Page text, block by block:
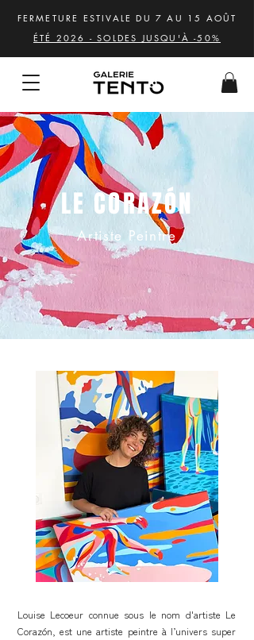
FERMETURE ESTIVALE DU 7 AU 15 AOÛT
ÉTÉ 2026 - SOLDES JUSQU'À -50%
LE CORAZÓN
Artiste Peintre
Louise Lecoeur connue sous le nom d'artiste Le
Corazón, est une artiste peintre à l’univers super